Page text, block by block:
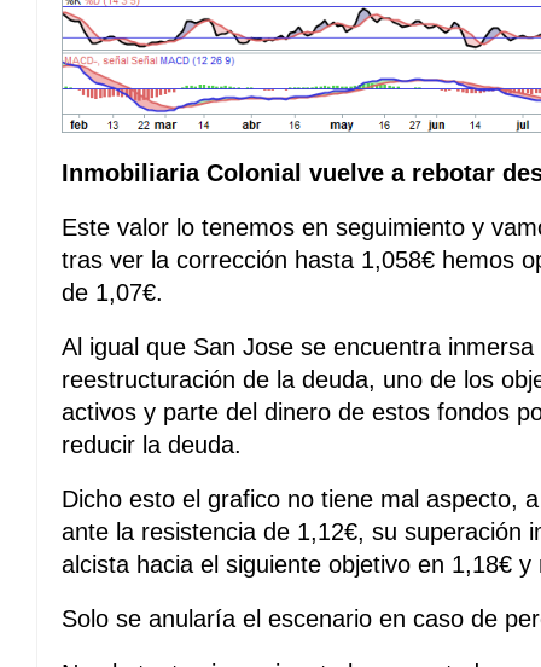
Inmobiliaria Colonial vuelve a rebotar
Este valor lo tenemos en seguimiento y
tras ver la corrección hasta 1,058€ hemos
de 1,07€.
Al igual que San Jose se encuentra
reestructuración de la deuda, uno de los
activos y parte del dinero de estos fondos
reducir la deuda.
Dicho esto el grafico no tiene mal aspecto,
ante la resistencia de 1,12€, su superación
alcista hacia el siguiente objetivo en 1,18€
Solo se anularía el escenario en caso de